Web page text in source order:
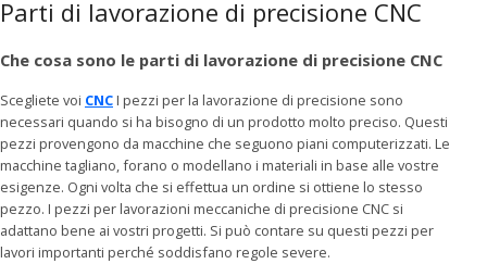
Parti di lavorazione di precisione CNC
Che cosa sono le parti di lavorazione di precisione CNC
Scegliete voi CNC I pezzi per la lavorazione di precisione sono
necessari quando si ha bisogno di un prodotto molto preciso. Questi
pezzi provengono da macchine che seguono piani computerizzati. Le
macchine tagliano, forano o modellano i materiali in base alle vostre
esigenze. Ogni volta che si effettua un ordine si ottiene lo stesso
pezzo. I pezzi per lavorazioni meccaniche di precisione CNC si
adattano bene ai vostri progetti. Si può contare su questi pezzi per
lavori importanti perché soddisfano regole severe.